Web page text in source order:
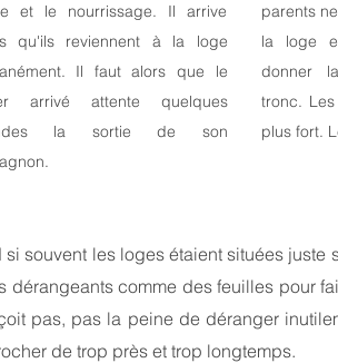
et le nourrissage. Il arrive
qu'ils reviennent à la loge
Il faut alors que le
arrivé attente quelques
la sortie de son
parents
la loge
donner
tronc.
plus fort.
souvent les loges étaient situées
comme des feuilles pour
pas, pas la peine de déranger
de trop près et trop longtemps.